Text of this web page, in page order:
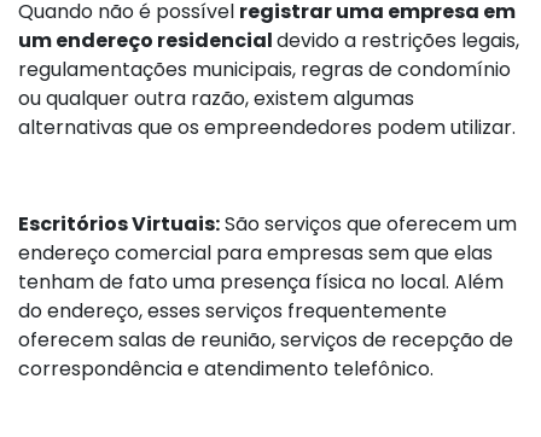
Quando não é possível registrar uma empresa em
um endereço residencialdevido a restrições legais,
regulamentações municipais, regras de condomínio
ou qualquer outra razão, existem algumas
alternativas que os empreendedores podem utilizar.
Escritórios Virtuais:São serviços que oferecem um
endereço comercial para empresas sem que elas
tenham de fato uma presença física no local. Além
do endereço, esses serviços frequentemente
oferecem salas de reunião, serviços de recepção de
correspondência e atendimento telefônico.